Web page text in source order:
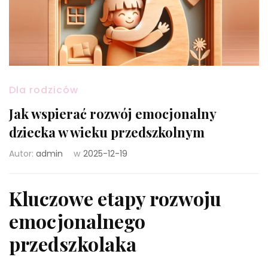
Dla rodziców
Jak wspierać rozwój emocjonalny
dziecka w wieku przedszkolnym
Autor: admin w 2025-12-19
Kluczowe etapy rozwoju
emocjonalnego
przedszkolaka